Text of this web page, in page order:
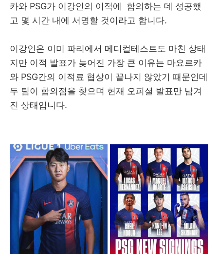
카와 PSG가 이강인의 이적에 합의하는 데 성공했
고 몇 시간 내에 서명할 것이라고 합니다.
이강인은 이미 파리에서 메디컬테스트도 마친 상태
지만 이적 발표가 늦어진 가장 큰 이유는 마요르카
와 PSG간의 이적료 협상이 끝나지 않았기 때문인데
두 팀이 합의점을 찾으며 현재 오피셜 발표만 남겨
진 상태입니다.